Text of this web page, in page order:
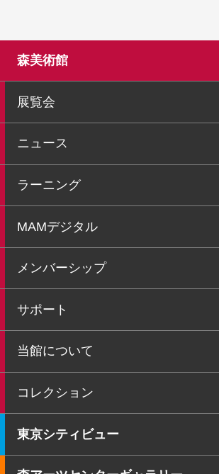
森美術館
展覧会
ニュース
ラーニング
MAMデジタル
メンバーシップ
サポート
当館について
コレクション
東京シティビュー